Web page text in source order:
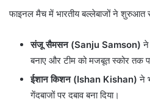
फाइनल मैच में भारतीय बल्लेबाजों ने शुरुआत
संजू सैमसन (Sanju Samson) ने
बनाए और टीम को मजबूत स्कोर तक
ईशान किशन (Ishan Kishan) ने
गेंदबाजों पर दबाव बना दिया।